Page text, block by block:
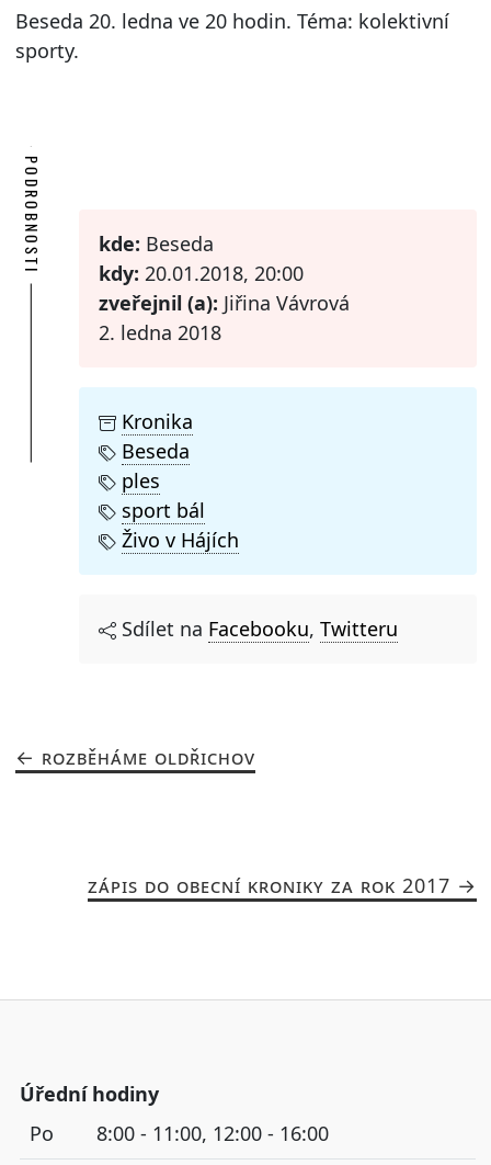
Beseda 20. ledna ve 20 hodin. Téma: kolektivní
sporty.
PODROBNOSTI kde: Beseda
kdy: 20.01.2018, 20:00
zveřejnil (a): Jiřina Vávrová
2. ledna 2018
Kronika
Beseda
ples
sport bál
Živo v Hájích
Sdílet na Facebooku, Twitteru
ROZBĚHÁME OLDŘICHOV
ZÁPIS DO OBECNÍ KRONIKY ZA ROK 2017
Úřední hodiny
Po
8:00 - 11:00, 12:00 - 16:00